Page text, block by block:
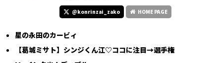
@konrinzai_zako HOME PAGE
星の永田のカービィ
【葛城ミサト】シンジくん江♡ココに注目→選手権